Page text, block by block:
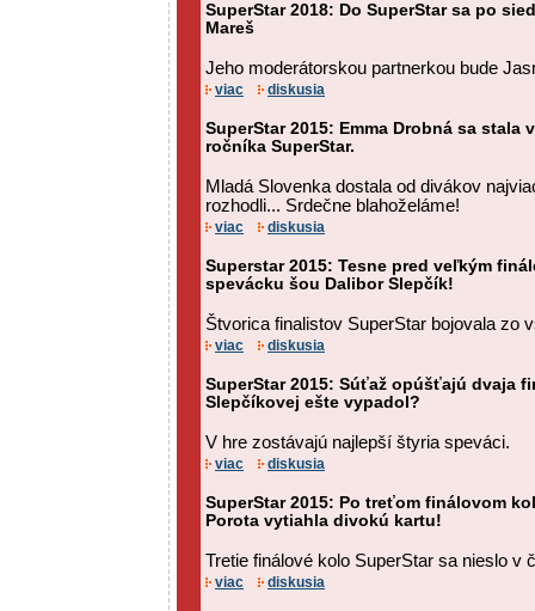
SuperStar 2018: Do SuperStar sa po
Mareš
Jeho moderátorskou partnerkou bude
viac diskusia
SuperStar 2015: Emma Drobná sa stala
ročníka SuperStar.
Mladá Slovenka dostala od divákov
rozhodli... Srdečne blahoželáme!
viac diskusia
Superstar 2015: Tesne pred veľkým
spevácku šou Dalibor Slepčík!
Štvorica finalistov SuperStar bojovala zo
viac diskusia
SuperStar 2015: Súťaž opúšťajú dvaja
Slepčíkovej ešte vypadol?
V hre zostávajú najlepší štyria speváci.
viac diskusia
SuperStar 2015: Po treťom finálovom
Porota vytiahla divokú kartu!
Tretie finálové kolo SuperStar sa nieslo v
viac diskusia